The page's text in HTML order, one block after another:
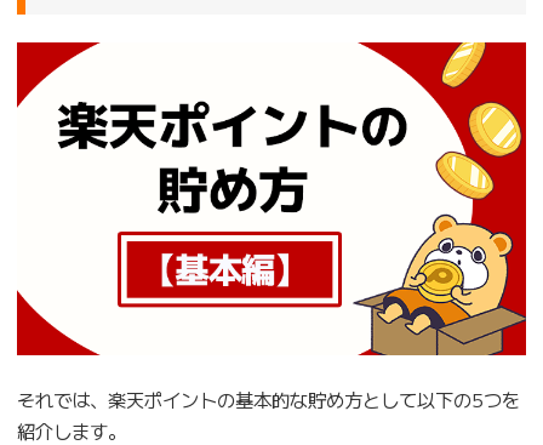
それでは、楽天ポイントの基本的な貯め方として以下の5つを
紹介します。